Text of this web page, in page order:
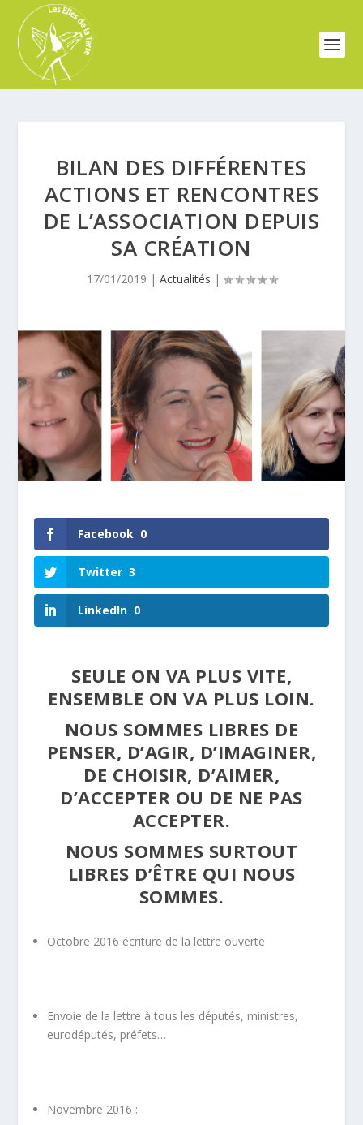
BILAN DES DIFFÉRENTES
ACTIONS ET RENCONTRES
DE L’ASSOCIATION DEPUIS
SA CRÉATION
17/01/2019 | Actualités |
Facebook 0
Twitter 3
LinkedIn 0
SEULE ON VA PLUS VITE,
ENSEMBLE ON VA PLUS LOIN.
NOUS SOMMES LIBRES DE
PENSER, D’AGIR, D’IMAGINER,
DE CHOISIR, D’AIMER,
D’ACCEPTER OU DE NE PAS
ACCEPTER.
NOUS SOMMES SURTOUT
LIBRES D’ÊTRE QUI NOUS
SOMMES.
Octobre 2016 écriture de la lettre ouverte
Envoie de la lettre à tous les députés, ministres,
eurodéputés, préfets…
Novembre 2016 :